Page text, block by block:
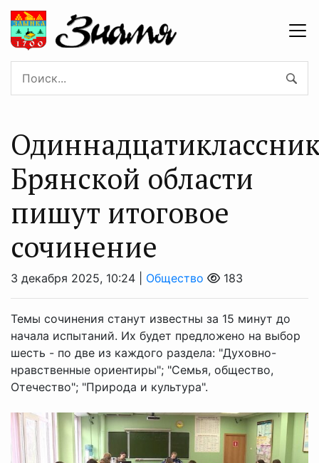
Брянской области
пишут итоговое
сочинение
3 декабря 2025, 10:24 | Общество 183
Темы сочинения станут известны за 15 минут до
начала испытаний. Их будет предложено на выбор
шесть - по две из каждого раздела: "Духовно-
нравственные ориентиры"; "Семья, общество,
Отечество"; "Природа и культура".